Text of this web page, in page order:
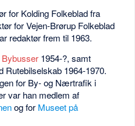
for Kolding Folkeblad fra
for Vejen-Brørup Folkeblad
redaktør frem til 1963.
Bybusser 1954-?, samt
Rutebilselskab 1964-1970.
for By- og Nærtrafik i
var han medlem af
og for Museet på